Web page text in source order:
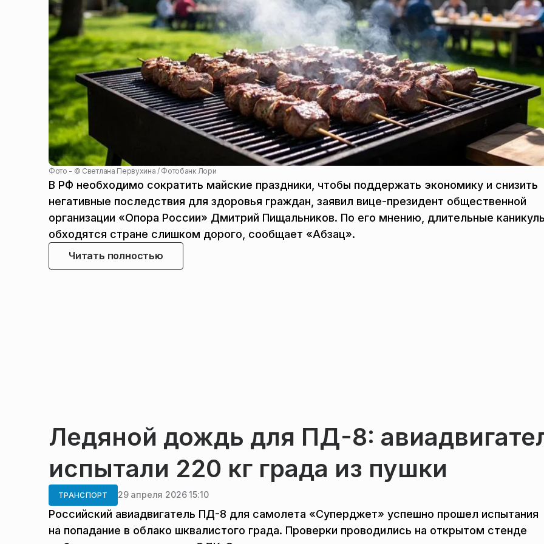
Фото - © Светлана Первухина / Фотобанк Лори
В РФ необходимо сократить майские праздники, чтобы поддержать экономику и снизить
негативные последствия для здоровья граждан, заявил вице-президент общественной
организации «Опора России» Дмитрий Пищальников. По его мнению, длительные
обходятся стране слишком дорого, сообщает «Абзац».
Читать полностью
Ледяной дождь для ПД-8:
испытали 220 кг града из пушки
ТРАНСПОРТ 29 апреля 2026 15:10
Российский авиадвигатель ПД-8 для самолета «Суперджет» успешно прошел испытания
на попадание в облако шквалистого града. Проверки проводились на открытом стенде